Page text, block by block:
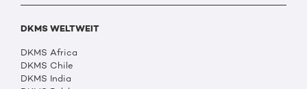
DKMS WELTWEIT
DKMS Africa
DKMS Chile
DKMS India